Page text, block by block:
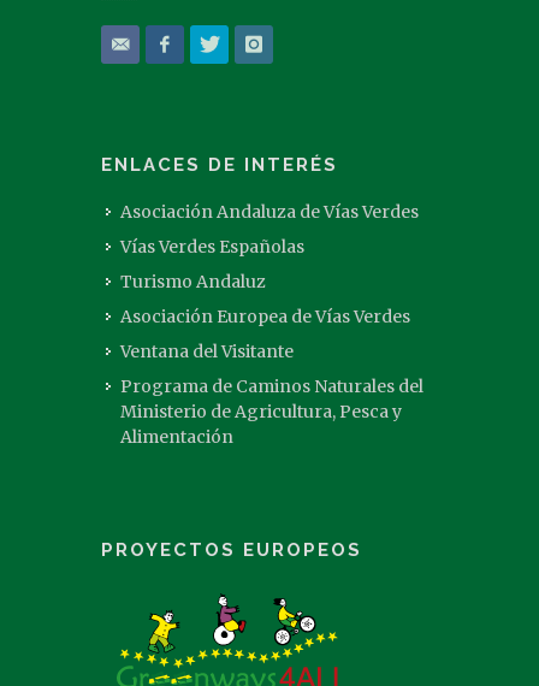
ENLACES DE INTERÉS
Asociación Andaluza de Vías Verdes
Vías Verdes Españolas
Turismo Andaluz
Asociación Europea de Vías Verdes
Ventana del Visitante
Programa de Caminos Naturales del
Ministerio de Agricultura, Pesca y
Alimentación
PROYECTOS EUROPEOS